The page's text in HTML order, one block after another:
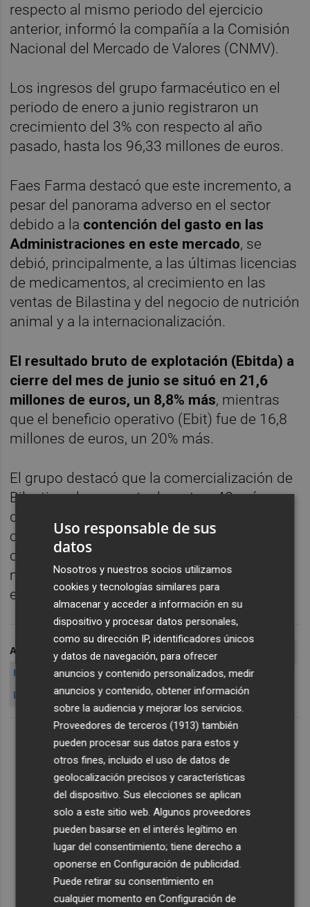
respecto al mismo periodo del ejercicio
anterior, informó la compañía a la Comisión
Nacional del Mercado de Valores (CNMV).
Los ingresos del grupo farmacéutico en el
periodo de enero a junio registraron un
crecimiento del 3% con respecto al año
pasado, hasta los 96,33 millones de euros.
Faes Farma destacó que este incremento, a
pesar del panorama adverso en el sector
debido a la contención del gasto en las
Administraciones en este mercado, se
debió, principalmente, a las últimas licencias
de medicamentos, al crecimiento en las
ventas de Bilastina y del negocio de nutrición
animal y a la internacionalización.
El resultado bruto de explotación (Ebitda) a
cierre del mes de junio se situó en 21,6
millones de euros, un 8,8% más, mientras
que el beneficio operativo (Ebit) fue de 16,8
millones de euros, un 20% más.
El grupo destacó que la comercialización de
Bilastina alcanza actualmente a 48 países,
de los cuales 17 se iniciaron en 2013, y que
cuenta con una previsión de un gran
crecimiento a corto plazo, ya que quedan
multitud de países hasta completar los 127
en los que está ya firmada una licencia.
ARCHIVADO EN RESULTADOS DE FAES FARMA
FAES FARMA AUMENTA SU BENEFICIO
LABORATORIOS FARMACÉUTICOS
FA
Uso responsable de sus
datos
Nosotros y nuestros socios utilizamos
cookies y tecnologías similares para
almacenar y acceder a información en su
dispositivo y procesar datos personales,
como su dirección IP, identificadores únicos
y datos de navegación, para ofrecer
anuncios y contenido personalizados, medir
anuncios y contenido, obtener información
sobre la audiencia y mejorar los servicios.
Proveedores de terceros (1913) también
pueden procesar sus datos para estos y
otros fines, incluido el uso de datos de
geolocalización precisos y características
del dispositivo. Sus elecciones se aplican
solo a este sitio web. Algunos proveedores
pueden basarse en el interés legítimo en
lugar del consentimiento; tiene derecho a
oponerse enConfiguración de publicidad
Puede retirar su consentimiento en
cualquier momento enConfiguración de